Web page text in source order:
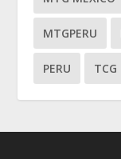
MTGPERU
PERU TCG